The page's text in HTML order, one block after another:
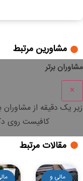
مشاورین مرتبط
مشاوران برتر
×
زیر یک دقیقه از مشاوران
کافیست روی
مقالات مرتبط
مالی و